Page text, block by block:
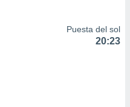
Puesta del sol
20:23